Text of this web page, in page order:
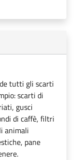
tutti gli scarti
scarti di
gusci
di caffè, filtri
animali
pane